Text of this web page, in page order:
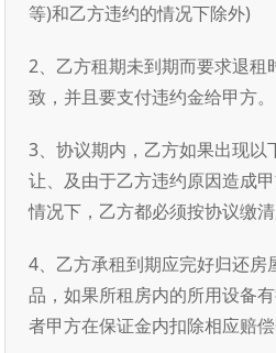
等)和乙方违约的情况下除外)
2、乙方租期未到期而要求退租
致，并且要支付违约金给甲方。
3、协议期内，乙方如果出现以
让、及由于乙方违约原因造成
情况下，乙方都必须按协议缴清
4、乙方承租到期应完好归还房
品，如果所租房内的所用设备
者甲方在保证金内扣除相应赔偿